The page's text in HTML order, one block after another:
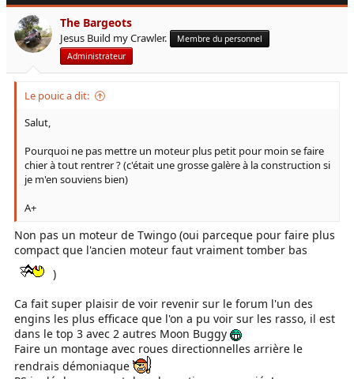
The Bargeots
Jesus Build my Crawler.
Membre du personnel
Administrateur
Le pouic a dit:
Salut,
Pourquoi ne pas mettre un moteur plus petit pour moin se faire
chier à tout rentrer ? (c'était une grosse galère à la construction si
je m'en souviens bien)
A+
Non pas un moteur de Twingo (oui parceque pour faire plus
compact que l'ancien moteur faut vraiment tomber bas
)
Ca fait super plaisir de voir revenir sur le forum l'un des
engins les plus efficace que l'on a pu voir sur les rasso, il est
dans le top 3 avec 2 autres Moon Buggy
Faire un montage avec roues directionnelles arrière le
rendrais démoniaque